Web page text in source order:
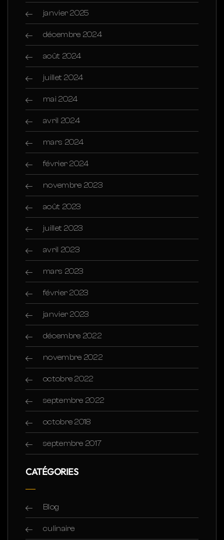
janvier 2025
décembre 2024
août 2024
juillet 2024
mai 2024
avril 2024
mars 2024
février 2024
novembre 2023
août 2023
juillet 2023
avril 2023
mars 2023
février 2023
janvier 2023
décembre 2022
novembre 2022
octobre 2022
septembre 2022
octobre 2018
septembre 2017
CATÉGORIES
Blog
culinaire